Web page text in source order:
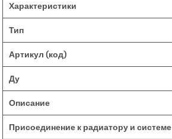
Характеристики
Тип
Артикул (код)
Ду
Описание
Присоединение к радиатору и системе